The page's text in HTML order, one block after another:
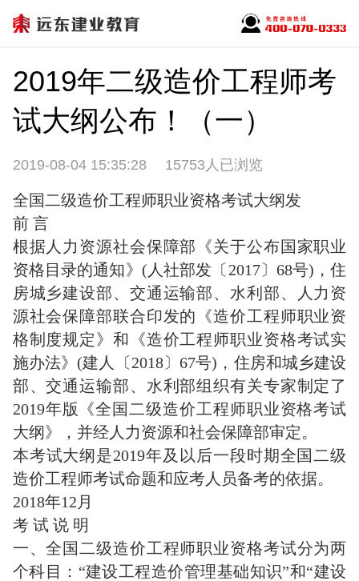
2019年二级造价工程师考
试大纲公布！（一）
2019-08-04 15:35:28 15753人已浏览
全国二级造价工程师职业资格考试大纲发
前 言
根据人力资源社会保障部《关于公布国家职业
资格目录的通知》(人社部发〔2017〕68号)，住
房城乡建设部、交通运输部、水利部、人力资
源社会保障部联合印发的《造价工程师职业资
格制度规定》和《造价工程师职业资格考试实
施办法》(建人〔2018〕67号)，住房和城乡建设
部、交通运输部、水利部组织有关专家制定了
2019年版《全国二级造价工程师职业资格考试
大纲》，并经人力资源和社会保障部审定。
本考试大纲是2019年及以后一段时期全国二级
造价工程师考试命题和应考人员备考的依据。
2018年12月
考 试 说 明
一、全国二级造价工程师职业资格考试分为两
个科目：“建设工程造价管理基础知识”和“建设